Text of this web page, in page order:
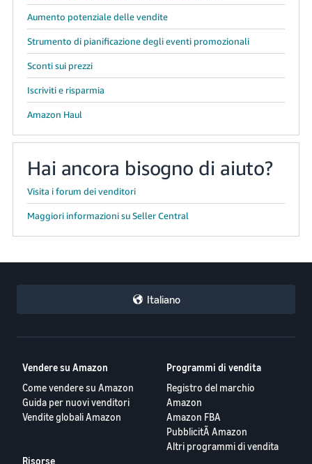
Aumento potenziale delle vendite
Strumento di pianificazione degli eventi promozionali
Sconti sui prezzi
Iscriviti e risparmia
Amazon Haul
Hai ancora bisogno di aiuto?
Visita i forum dei venditori
Maggiori informazioni su Seller Central
Italiano
Vendere su Amazon
Come vendere su Amazon
Guida per nuovi venditori
Vendite globali Amazon
Programmi di vendita
Registro del marchio
Amazon
Amazon FBA
PubblicitÃ Amazon
Altri programmi di vendita
Risorse